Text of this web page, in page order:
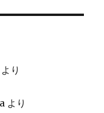
より
より